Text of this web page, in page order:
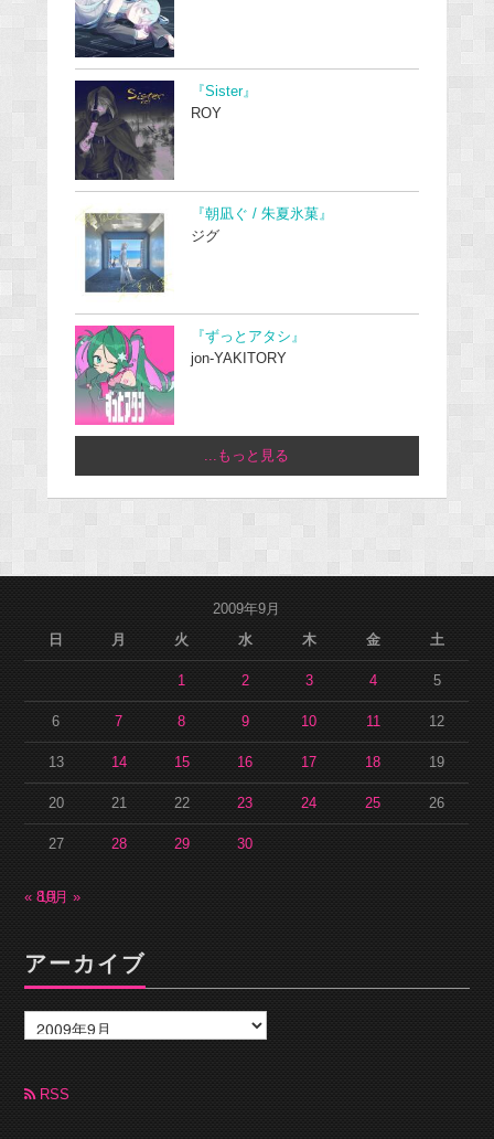
『Sister』
ROY
『朝凪ぐ / 朱夏氷菓』
ジグ
『ずっとアタシ』
jon-YAKITORY
...もっと見る
2009年9月
日
月 火 水 木 金 土
1 2 3 4 5
6 7 8 9 10 11 12
13 14 15 16 17 18 19
20 21 22 23 24 25 26
27 28 29 30
« 8月
10月 »
アーカイブ
ー
カ
ブ RSS